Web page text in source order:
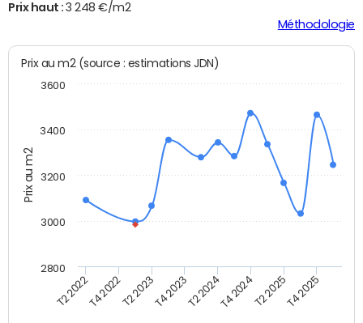
Prix haut :3 248 €/m2
Méthodologie
Prix au m2
Prix au m2 (source : estimations JDN)
T2 2022T4 2022T2 2023T4 2023T2 2024T4 2024T2 2025T4 2025
2800
3000
3200
3400
3600